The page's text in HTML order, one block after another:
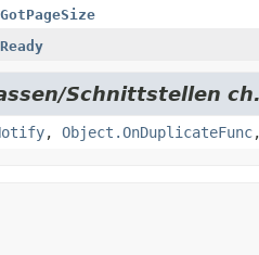
Schnittstellen
, Object.OnDuplicateFunc